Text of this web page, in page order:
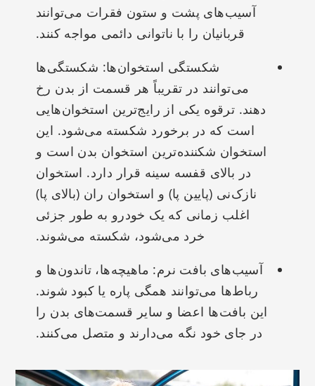
آسیب‌های پشت و ستون فقرات می‌توانند
قربانیان را با ناتوانی دائمی مواجه کنند.
شکستگی استخوان‌ها: شکستگی‌ها
می‌توانند در تقریباً هر قسمت از بدن رخ
دهند. ترقوه یکی از رایج‌ترین استخوان‌هایی
است که در برخورد شکسته می‌شود. این
استخوان شکننده‌ترین استخوان بدن است و
در بالای قفسه سینه قرار دارد. استخوان
نازک‌نی (پایین پا) و استخوان ران (بالای پا)
اغلب زمانی که یک خودرو به طور جزئی
خرد می‌شود، شکسته می‌شوند.
آسیب‌های بافت نرم: ماهیچه‌ها، تاندون‌ها و
رباط‌ها می‌توانند همگی پاره یا کبود شوند.
این بافت‌ها اعضا و سایر قسمت‌های بدن را
در جای خود نگه می‌دارند و متصل می‌کنند.